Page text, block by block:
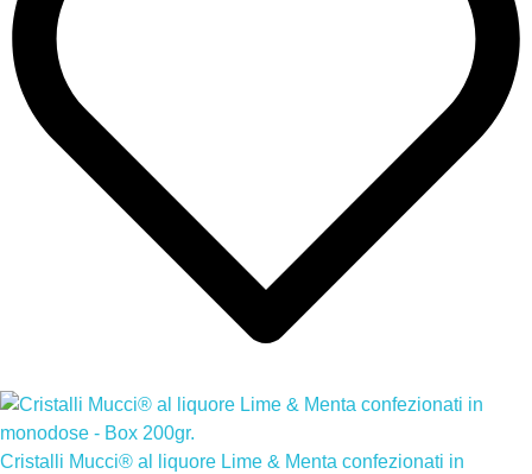
Cristalli Mucci® al liquore Lime & Menta confezionati in